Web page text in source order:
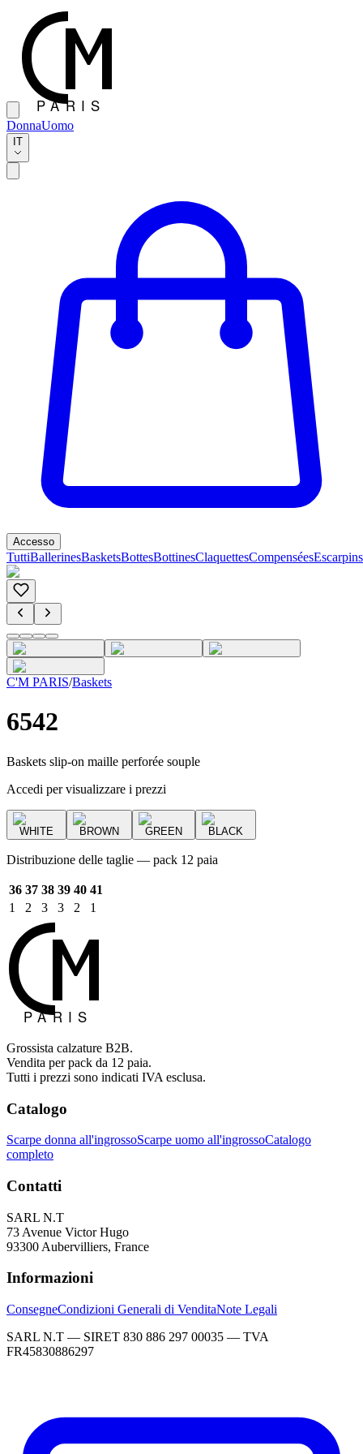
DonnaUomo
IT
Accesso
TuttiBallerinesBasketsBottesBottinesClaquettesCompenséesEscarpins
C'M PARIS/Baskets
6542
Baskets slip-on maille perforée souple
Accedi per visualizzare i prezzi
WHITE BROWN GREEN BLACK
Distribuzione delle taglie — pack 12 paia
36 37 38 39 40 41
1
2 3 3 2 1
Grossista calzature B2B.
Vendita per pack da 12 paia.
Tutti i prezzi sono indicati IVA esclusa.
Catalogo
Scarpe donna all'ingrossoScarpe uomo all'ingrossoCatalogo
completo
Contatti
SARL N.T
73 Avenue Victor Hugo
93300 Aubervilliers, France
Informazioni
ConsegneCondizioni Generali di VenditaNote Legali
SARL N.T — SIRET 830 886 297 00035 — TVA
FR45830886297